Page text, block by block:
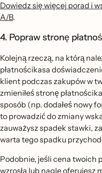
Dowiedz się więcej porad i
A/B.
4. Popraw stronę
Kolejną rzeczą, na którą
płatnościkasa
klient podczas zakupów w
zmieniłeś stronę
sposób (np. dodałeś nowy
to prowadzić do zmiany
zauważysz spadek stawki,
warta tego spadku
Podobnie, jeśli cena twoich
wzrosła lub nagle oferujesz